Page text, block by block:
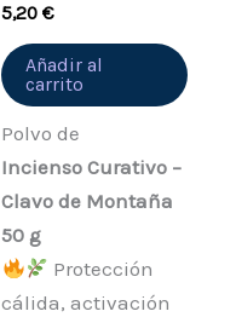
5,20€
Añadir al
carrito
Polvo de
Incienso Curativo –
Clavo de Montaña
50 g
Protección
cálida, activación